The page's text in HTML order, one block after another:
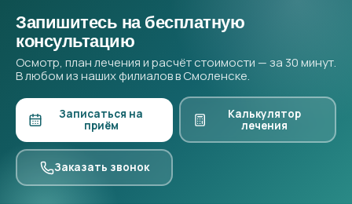
Запишитесь на бесплатную
консультацию
Осмотр, план лечения и расчёт стоимости — за 30 минут.
В любом из наших филиалов в Смоленске.
Записаться на
приём
Калькулятор
лечения
Заказать звонок